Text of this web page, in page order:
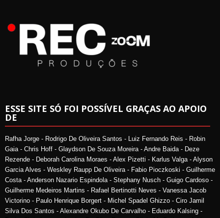
ESSE SITE SÓ FOI POSSÍVEL GRAÇAS AO APOIO
DE
Rafha Jorge - Rodrigo De Oliveira Santos - Luiz Fernando Reis - Robin
Gaia - Chris Hoff - Glaydson De Souza Moreira - Andre Baida - Deze
Rezende - Deborah Carolina Moraes - Alex Pizetti - Karlus Valga - Alyson
Garcia Alves - Weskley Raupp De Oliveira - Fabio Pioczkoski - Guilherme
Costa - Anderson Nazario Espindola - Stephany Nusch - Guigo Cardoso -
Guilherme Medeiros Martins - Rafael Bertinotti Neves - Vanessa Jacob
Victorino - Paulo Henrique Borgert - Michel Spadel Ghizzo - Ciro Jamil
Silva Dos Santos - Alexandre Okubo De Carvalho - Eduardo Kalsing -